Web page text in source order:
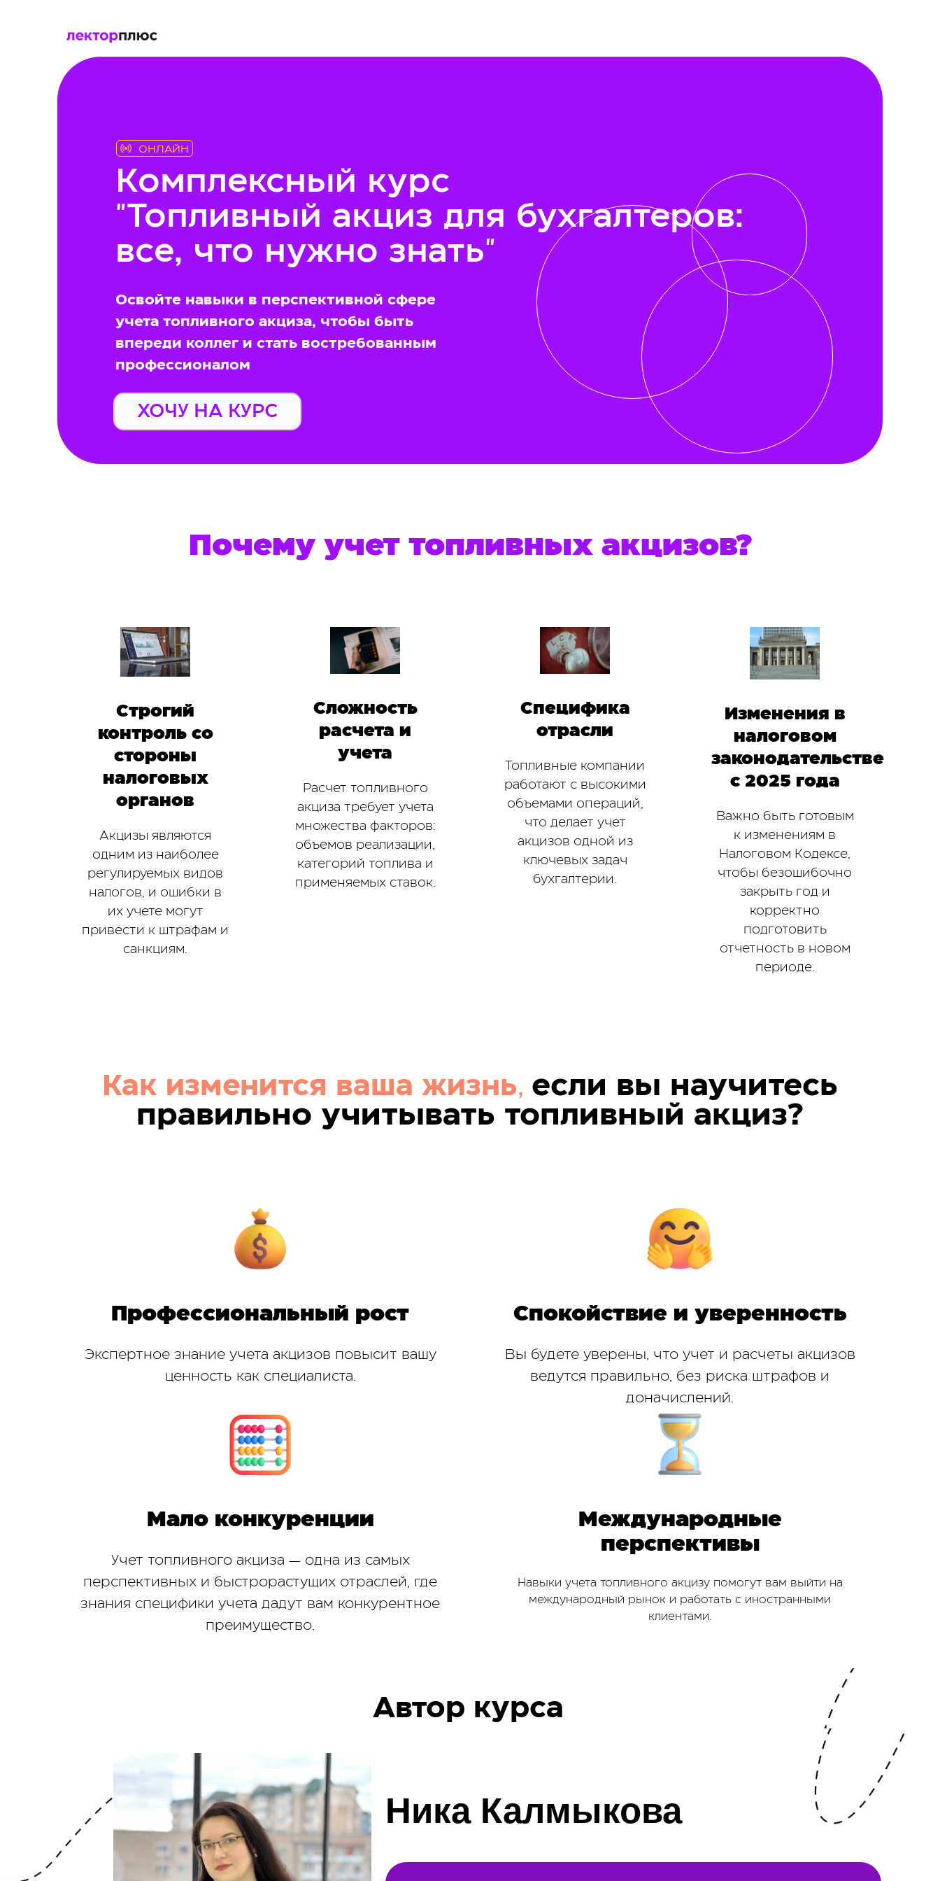
Комплексный курс
"Топливный акциз для бухгалтеров:
все, что нужно знать"
Освойте навыки в перспективной сфере
учета топливного акциза, чтобы быть
впереди коллег и стать востребованным
профессионалом
ОНЛАЙН
ХОЧУ НА КУРС
Почему учет топливных акцизов?
Строгий
контроль со
стороны
налоговых
органов
Акцизы являются
одним из наиболее
регулируемых видов
налогов, и ошибки в
их учете могут
привести к штрафам и
санкциям.
Сложность
расчета и
учета
Расчет топливного
акциза требует учета
множества факторов:
объемов реализации,
категорий топлива и
применяемых ставок.
Специфика
отрасли
Топливные компании
работают с высокими
объемами операций,
что делает учет
акцизов одной из
ключевых задач
бухгалтерии.
Изменения в
налоговом
законодательстве
с 2025 года
Важно быть готовым
к изменениям в
Налоговом Кодексе,
чтобы безошибочно
закрыть год и
корректно
подготовить
отчетность в новом
периоде.
Как изменится ваша жизнь, если вы научитесь
правильно учитывать топливный акциз?
Профессиональный рост
Экспертное знание учета акцизов повысит вашу
ценность как специалиста.
Спокойствие и уверенность
Вы будете уверены, что учет и расчеты акцизов
ведутся правильно, без риска штрафов и
доначислений.
Мало конкуренции
Учет топливного акциза — одна из самых
перспективных и быстрорастущих отраслей, где
знания специфики учета дадут вам конкурентное
преимущество.
Международные
перспективы
Навыки учета топливного акцизу помогут вам выйти на
международный рынок и работать с иностранными
клиентами.
Автор курса
Ника Калмыкова